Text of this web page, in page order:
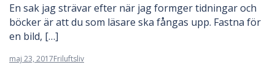
En sak jag strävar efter när jag formger tidningar och
böcker är att du som läsare ska fångas upp. Fastna för
en bild, […]
maj 23, 2017Friluftsliv